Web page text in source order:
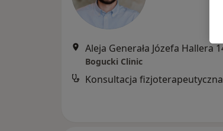
Bogucki Clinic
Konsultacja fizjoterapeutyczna